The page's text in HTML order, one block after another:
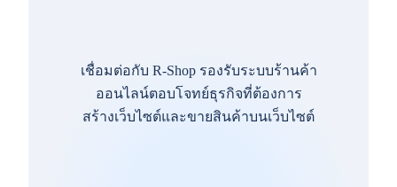
เชื่อมต่อกับ R-Shop รองรับระบบร้านค้า
ออนไลน์ตอบโจทย์ธุรกิจที่ต้องการ
สร้างเว็บไซต์และขายสินค้าบนเว็บไซต์